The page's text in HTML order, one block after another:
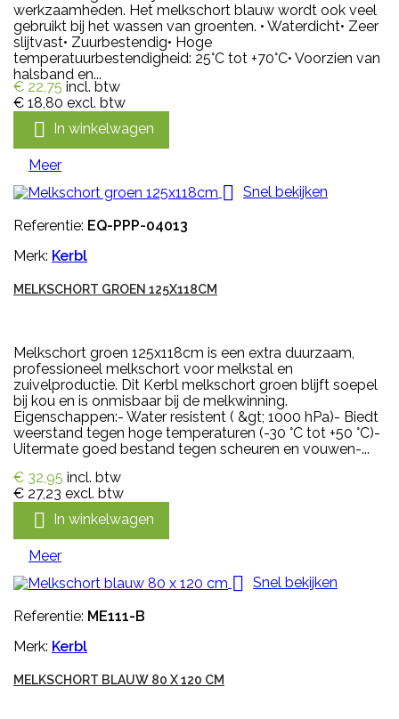
werkzaamheden. Het melkschort blauw wordt ook veel
gebruikt bij het wassen van groenten. • Waterdicht• Zeer
slijtvast• Zuurbestendig• Hoge
temperatuurbestendigheid: 25°C tot +70°C• Voorzien van
halsband en...
€ 22,75 incl. btw
€ 18,80 excl. btw
 In winkelwagen
Meer
 Snel bekijken
Referentie: EQ-PPP-04013
Merk: Kerbl
MELKSCHORT GROEN 125X118CM
Melkschort groen 125x118cm is een extra duurzaam,
professioneel melkschort voor melkstal en
zuivelproductie. Dit Kerbl melkschort groen blijft soepel
bij kou en is onmisbaar bij de melkwinning.
Eigenschappen:- Water resistent ( &gt; 1000 hPa)- Biedt
weerstand tegen hoge temperaturen (-30 °C tot +50 °C)-
Uitermate goed bestand tegen scheuren en vouwen-...
€ 32,95 incl. btw
€ 27,23 excl. btw
 In winkelwagen
Meer
 Snel bekijken
Referentie: ME111-B
Merk: Kerbl
MELKSCHORT BLAUW 80 X 120 CM